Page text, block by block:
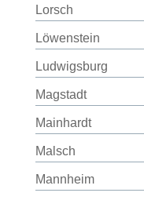
Lorsch
Löwenstein
Ludwigsburg
Magstadt
Mainhardt
Malsch
Mannheim